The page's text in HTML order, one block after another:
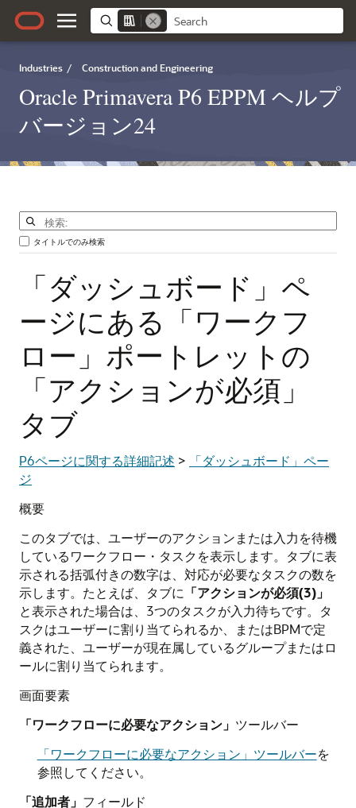
Industries / Construction and Engineering
Oracle Primavera P6 EPPM ヘルプ
バージョン24
タイトルでのみ検索
「ダッシュボード」ペ
ージにある「ワークフ
ロー」ポートレットの
「アクションが必須」
タブ
P6ページに関する詳細記述 >
「ダッシュボード」ペー
ジ
概要
このタブでは、ユーザーのアクションまたは入力を待機
しているワークフロー・タスクを表示します。タブに表
示される括弧付きの数字は、対応が必要なタスクの数を
示します。たとえば、タブに 「アクションが必須(3)」
と表示された場合は、3つのタスクが入力待ちです。タ
スクはユーザーに割り当てられるか、またはBPMで定
義された、ユーザーが現在属しているグループまたはロ
ールに割り当てられます。
画面要素
「ワークフローに必要なアクション」 ツールバー
「ワークフローに必要なアクション」ツールバーを
参照してください。
「追加者」 フィールド